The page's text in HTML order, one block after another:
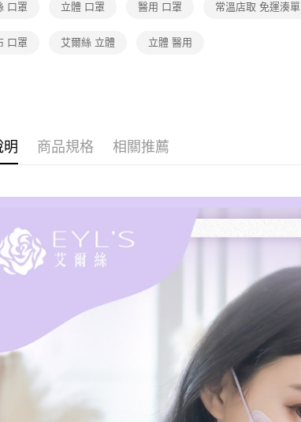
口罩 立體 口罩 醫用 口罩 常溫店取 免運湊單
口罩 艾爾絲 立體 立體 醫用
明 商品規格 相關推薦